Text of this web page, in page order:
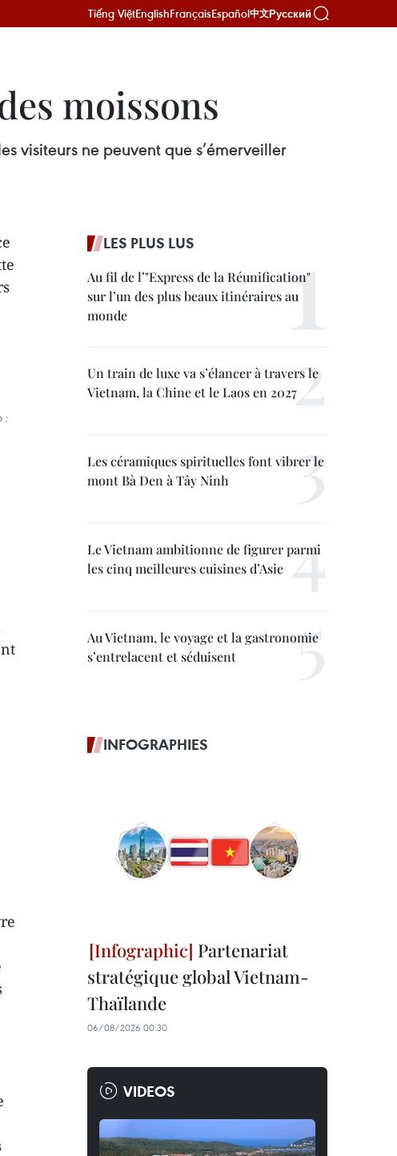
Tiếng ViệtEnglishFrançaisEspañol中文Русский
moissons
visiteurs ne peuvent que s’émerveiller
:
LES PLUS LUS
Au fil de l’"Express de la Réunification"
sur l’un des plus beaux itinéraires au
monde
Un train de luxe va s’élancer à travers le
Vietnam, la Chine et le Laos en 2027
Les céramiques spirituelles font vibrer le
mont Bà Den à Tây Ninh
Le Vietnam ambitionne de figurer parmi
les cinq meilleures cuisines d’Asie
Au Vietnam, le voyage et la gastronomie
s’entrelacent et séduisent
INFOGRAPHIES
Partenariat
stratégique global Vietnam-
Thaïlande
06/08/2026 00:30
VIDEOS